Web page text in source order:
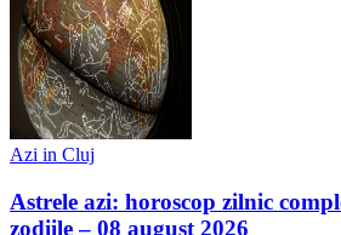
Azi in Cluj
Astrele azi: horoscop zilnic
zodiile – 08 august 2026